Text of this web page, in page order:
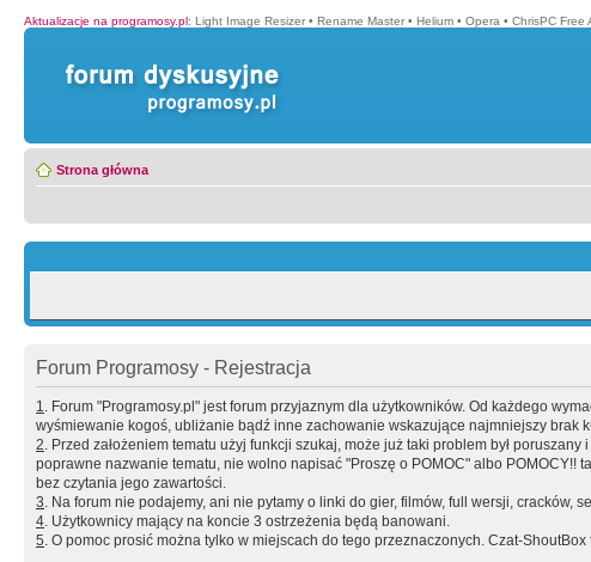
Aktualizacje na programosy.pl: Light Image Resizer • Rename Master • Helium • Opera • ChrisPC Free
Strona główna
Forum Programosy - Rejestracja
1. Forum "Programosy.pl" jest forum przyjaznym dla użytkowników. Od każdego
wyśmiewanie kogoś, ubliżanie bądź inne zachowanie wskazujące najmniejszy brak
2. Przed założeniem tematu użyj funkcji szukaj, może już taki problem był
poprawne nazwanie tematu, nie wolno napisać "Proszę o POMOC" albo
bez czytania jego zawartości.
3. Na forum nie podajemy, ani nie pytamy o linki do gier, filmów, full wersji, cracków,
4. Użytkownicy mający na koncie 3 ostrzeżenia będą banowani.
5. O pomoc prosić można tylko w miejscach do tego przeznaczonych. Czat-